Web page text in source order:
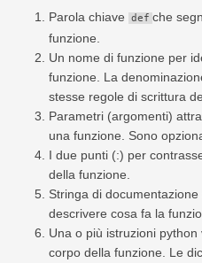
Parola chiave def che
funzione.
Un nome di funzione per
funzione. La
stesse regole di scrittura
Parametri (argomenti)
una funzione. Sono
I due punti (:) per
della funzione.
Stringa di
descrivere cosa fa la
Una o più istruzioni
corpo della funzione. Le